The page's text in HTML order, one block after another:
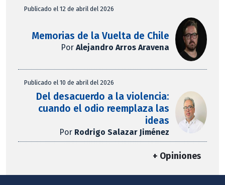
Publicado el 12 de abril del 2026
Memorias de la Vuelta de Chile
PorAlejandro Arros Aravena
Publicado el 10 de abril del 2026
Del desacuerdo a la violencia:
cuando el odio reemplaza las
ideas
Por Rodrigo Salazar Jiménez
+ Opiniones